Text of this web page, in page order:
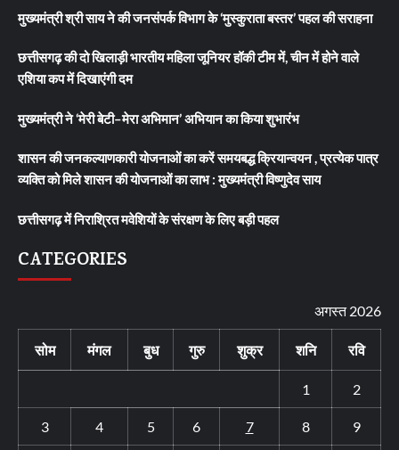
मुख्यमंत्री श्री साय ने की जनसंपर्क विभाग के ‘मुस्कुराता बस्तर’ पहल की सराहना
छत्तीसगढ़ की दो खिलाड़ी भारतीय महिला जूनियर हॉकी टीम में, चीन में होने वाले
एशिया कप में दिखाएंगी दम
मुख्यमंत्री ने ‘मेरी बेटी–मेरा अभिमान’ अभियान का किया शुभारंभ
शासन की जनकल्याणकारी योजनाओं का करें समयबद्ध क्रियान्वयन , प्रत्येक पात्र
व्यक्ति को मिले शासन की योजनाओं का लाभ : मुख्यमंत्री विष्णुदेव साय
छत्तीसगढ़ में निराश्रित मवेशियों के संरक्षण के लिए बड़ी पहल
CATEGORIES
अगस्त 2026
सोम मंगल बुध गुरु शुक्र शनि रवि
1 2
3 4 5 6 7 8 9